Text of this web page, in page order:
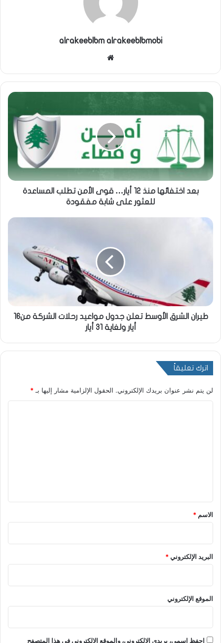
alrakeeblbm alrakeeblbmobi
بعد اختفائها منذ 12 أيار… قوى الأمن تطلب المساعدة
للعثور على شابة مفقودة
طيران الشرق الأوسط تعلن جدول مواعيد رحلات الشركة من16
أيار ولغاية 31 أيار
اترك تعليقاً
لن يتم نشر عنوان بريدك الإلكتروني. الحقول الإلزامية مشار إليها بـ *
*
الاسم *
البريد الإلكتروني*
الموقع الإلكتروني
احفظ اسمي، بريدي الإلكتروني، والموقع الإلكتروني في هذا المتصفح